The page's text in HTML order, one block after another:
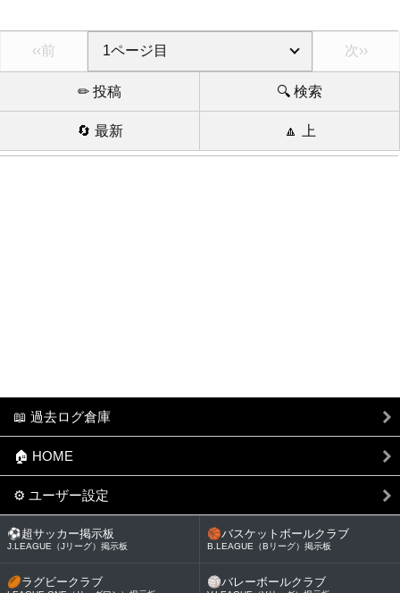
‹‹前 次››
✏ 投稿 🔍 検索
🔄 最新 🔼 上
📖 過去ログ倉庫
🏠 HOME
⚙ ユーザー設定
⚽超サッカー掲示板
J.LEAGUE（Jリーグ）掲示板
🏀バスケットボールクラブ
B.LEAGUE（Bリーグ）掲示板
🏉ラグビークラブ 🏐バレーボールクラブ